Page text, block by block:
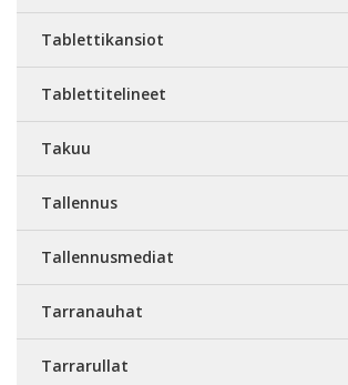
Tablettikansiot
Tablettitelineet
Takuu
Tallennus
Tallennusmediat
Tarranauhat
Tarrarullat